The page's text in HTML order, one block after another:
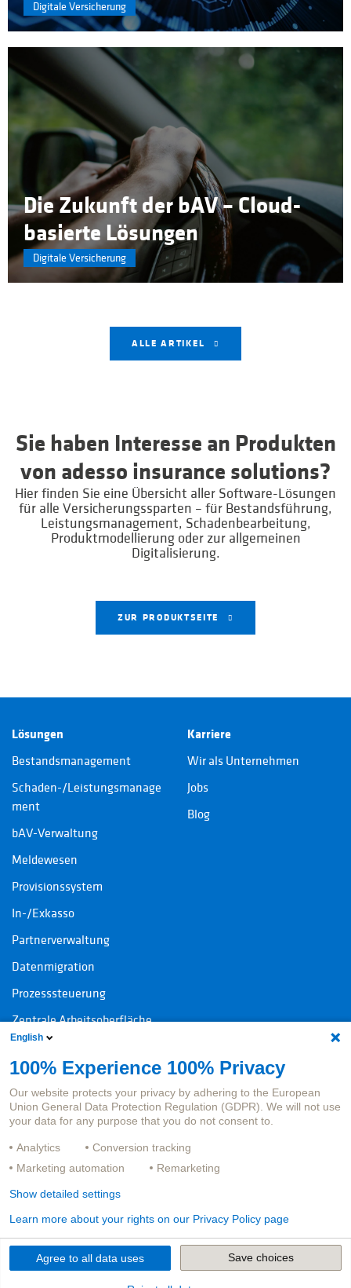
Digitale Versicherung
Die Zukunft der bAV – Cloud-
basierte Lösungen
Digitale Versicherung
ALLE ARTIKEL
Sie haben Interesse an Produkten
von adesso insurance solutions?
Hier finden Sie eine Übersicht aller Software-Lösungen
für alle Versicherungssparten – für Bestandsführung,
Leistungsmanagement, Schadenbearbeitung,
Produktmodellierung oder zur allgemeinen
Digitalisierung.
ZUR PRODUKTSEITE
Lösungen
Bestandsmanagement
Schaden-/Leistungsmanage
ment
bAV-Verwaltung
Meldewesen
Provisionssystem
In-/Exkasso
Partnerverwaltung
Datenmigration
Prozesssteuerung
Zentrale Arbeitsoberfläche
Karriere
Wir als Unternehmen
Jobs
Blog
Kontakt
Ansprechpersonen Produkte
Ansprechpersonen Jobs
Rechtliche Informationen
Impressum
Datenschutz
Hinweisgeberportal
English
100% Experience 100% Privacy
Our website protects your privacy by adhering to the European
Union General Data Protection Regulation (GDPR). We will not use
your data for any purpose that you do not consent to.
Analytics
Conversion tracking
Marketing automation
Remarketing
Agree to all data uses
Show detailed settings
Learn more about your rights on our Privacy Policy page
Save choices